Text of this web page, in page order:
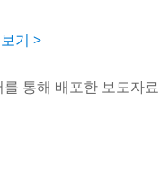
기 >
를 통해 배포한 보도자